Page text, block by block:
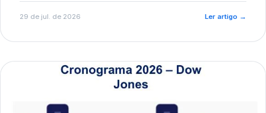
29 de jul. de 2026 Ler artigo →